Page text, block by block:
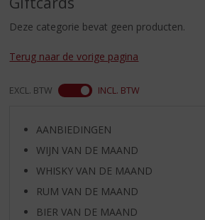
r
n
n
Deze categorie bevat geen producten.
Terug naar de vorige pagina
EXCL. BTW INCL. BTW
AANBIEDINGEN
WIJN VAN DE MAAND
WHISKY VAN DE MAAND
RUM VAN DE MAAND
BIER VAN DE MAAND